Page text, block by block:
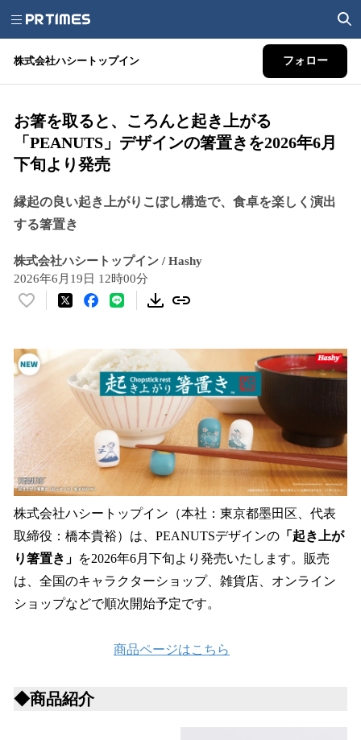
株式会社ハシートップイン フォロー
お箸を取ると、ころんと起き上がる
「PEANUTS」デザインの箸置きを2026年6月
下旬より発売
縁起の良い起き上がりこぼし構造で、食卓を楽しく演出
する箸置き
株式会社ハシートップイン / Hashy
2026年6月19日 12時00分
い
！
数
を
み
込
み
中
で
す
株式会社ハシートップイン（本社：東京都墨田区、代表
取締役：橋本貴裕）は、PEANUTSデザインの 「起き上が
り箸置き」 を2026年6月下旬より発売いたします。販売
は、全国のキャラクターショップ、雑貨店、オンライン
ショップなどで順次開始予定です。
商品ページはこちら
◆商品紹介